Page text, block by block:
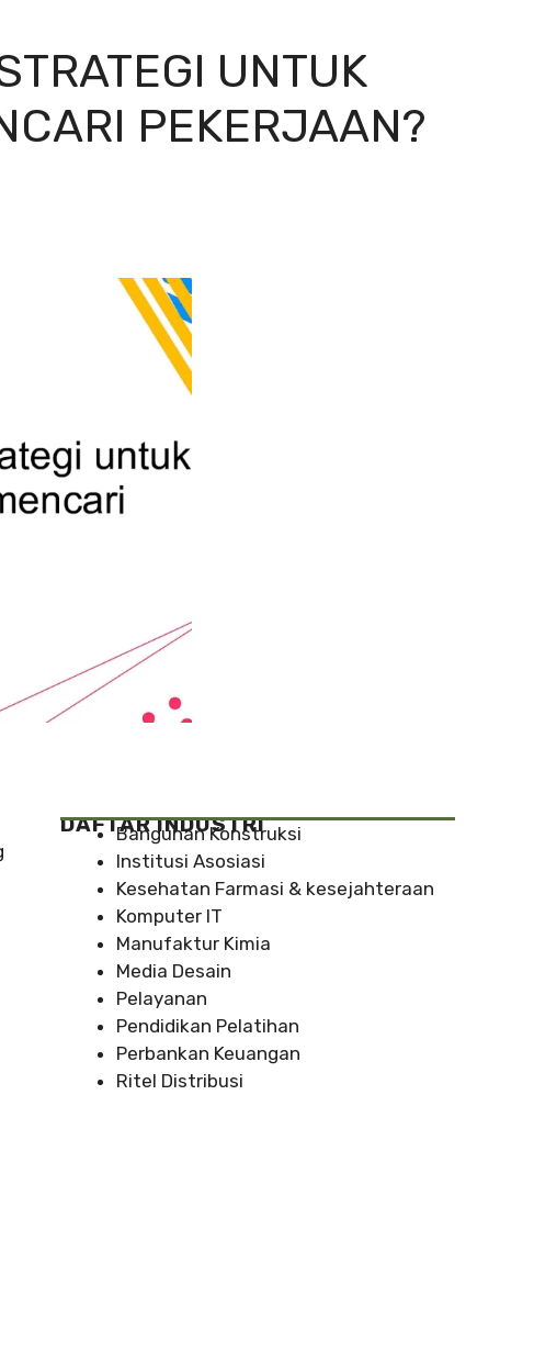
UNTUK
PEKERJAAN?
DAFTAR INDUSTRI
Bangunan Konstruksi
Institusi Asosiasi
Kesehatan Farmasi & kesejahteraan
Komputer IT
Manufaktur Kimia
Media Desain
Pelayanan
Pendidikan Pelatihan
Perbankan Keuangan
Ritel Distribusi